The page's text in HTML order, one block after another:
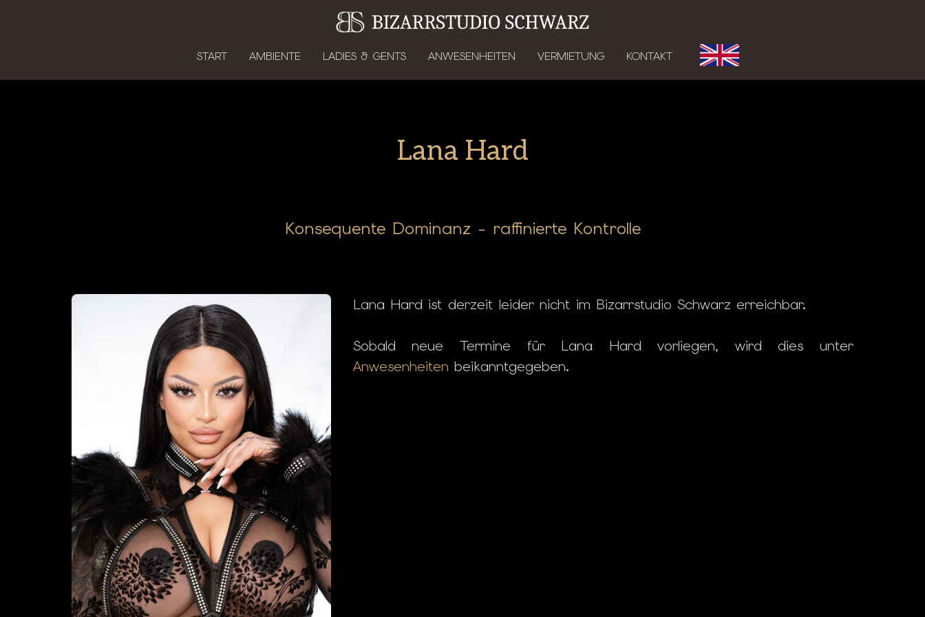
START AMBIENTE LADIES & GENTS ANWESENHEITEN VERMIETUNG KONTAKT
Lana Hard
Konsequente Dominanz - raffinierte Kontrolle
Lana Hard ist derzeit leider nicht im Bizarrstudio Schwarz erreichbar.
Sobald neue Termine für Lana Hard vorliegen, wird dies unter
Anwesenheiten beikanntgegeben.